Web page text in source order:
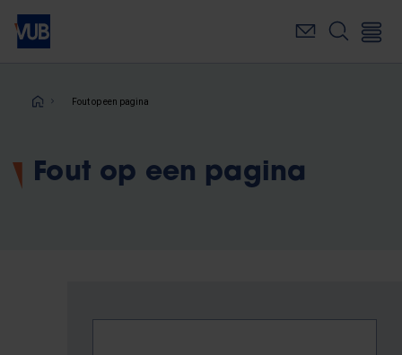
Overslaan
naar
inhoudKruimelpad
Fout op een pagina
Fout op een pagina